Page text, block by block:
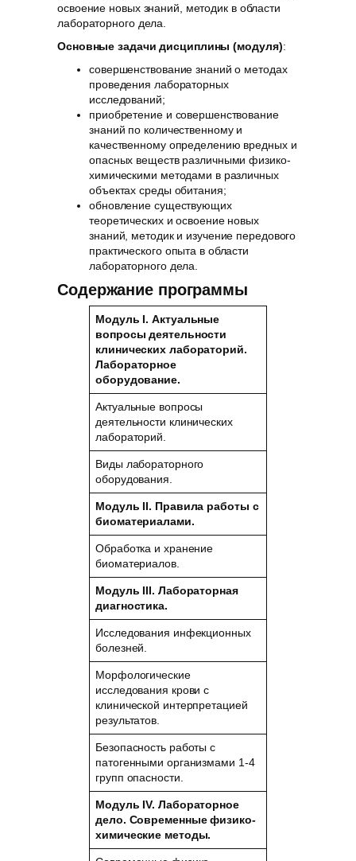
освоение новых знаний, методик в области
лабораторного дела.
Основные задачи дисциплины (модуля):
совершенствование знаний о методах
проведения лабораторных
исследований;
приобретение и совершенствование
знаний по количественному и
качественному определению вредных и
опасных веществ различными физико-
химическими методами в различных
объектах среды обитания;
обновление существующих
теоретических и освоение новых
знаний, методик и изучение передового
практического опыта в области
лабораторного дела.
Содержание программы
Модуль I. Актуальные
вопросы деятельности
клинических лабораторий.
Лабораторное
оборудование.
Актуальные вопросы
деятельности клинических
лабораторий.
Виды лабораторного
оборудования.
Модуль II. Правила работы с
биоматериалами.
Обработка и хранение
биоматериалов.
Модуль III. Лабораторная
диагностика.
Исследования инфекционных
болезней.
Морфологические
исследования крови с
клинической интерпретацией
результатов.
Безопасность работы с
патогенными организмами 1-4
групп опасности.
Модуль IV. Лабораторное
дело. Современные физико-
химические методы.